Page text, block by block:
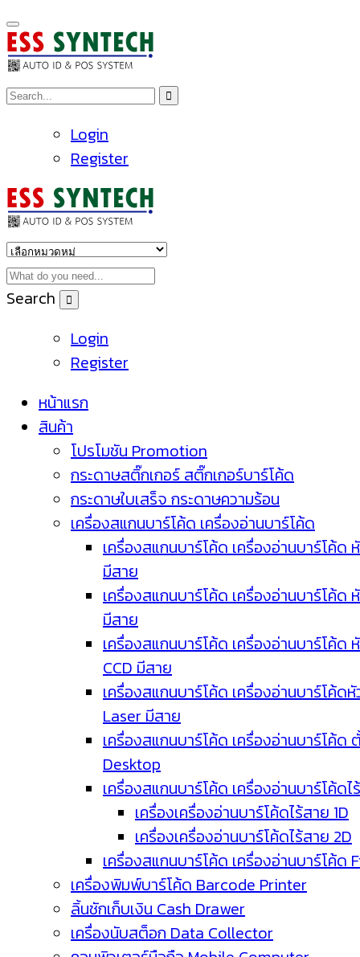
Login
Register
Search
Login
Register
หน้าแรก
สินค้า
โปรโมชัน Promotion
กระดาษสติ๊กเกอร์ สติ๊กเกอร์บาร์โค้ด
กระดาษใบเสร็จ กระดาษความร้อน
เครื่องสแกนบาร์โค้ด เครื่องอ่านบาร์โค้ด
เครื่องสแกนบาร์โค้ด เครื่องอ่านบาร์โค้ด
มีสาย
เครื่องสแกนบาร์โค้ด เครื่องอ่านบาร์โค้ด
มีสาย
เครื่องสแกนบาร์โค้ด เครื่องอ่านบาร์โค้ด
CCD มีสาย
เครื่องสแกนบาร์โค้ด เครื่องอ่านบาร์โค้ด
Laser มีสาย
เครื่องสแกนบาร์โค้ด เครื่องอ่านบาร์โค้ด
Desktop
เครื่องสแกนบาร์โค้ด เครื่องอ่านบาร์โค้ดไ
เครื่องเครื่องอ่านบาร์โค้ดไร้สาย 1D
เครื่องเครื่องอ่านบาร์โค้ดไร้สาย 2D
เครื่องสแกนบาร์โค้ด เครื่องอ่านบาร์โค้ด
เครื่องพิมพ์บาร์โค้ด Barcode Printer
ลิ้นชักเก็บเงิน Cash Drawer
เครื่องนับสต็อก Data Collector